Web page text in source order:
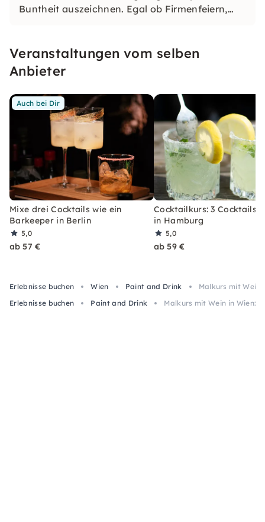
Buntheit auszeichnen. Egal ob Firmenfeiern,
erleben, welches Du so schnell nicht vergessen
wirst.
Veranstaltungen vom selben
Anbieter
Auch bei Dir
Mixe drei Cocktails wie ein
Barkeeper in Berlin
5,0
ab 57 €
Cocktailkurs: 3 Cocktails
in Hamburg
5,0
ab 59 €
Erlebnisse buchen Wien Paint and Drink
Malkurs mit Wein
Erlebnisse buchen
Paint and Drink Malkurs mit Wein in Wien: